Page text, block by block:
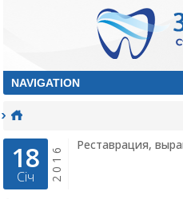
18
Січ 2016 Реставрация,